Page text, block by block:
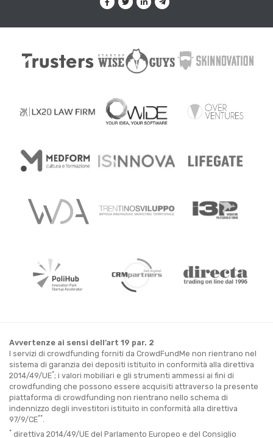
Avvertenze ai sensi dell’art 19 par. 2
I servizi di crowdfunding forniti da CrowdFundMe non rientrano nel
sistema di garanzia dei depositi istituito in conformità alla direttiva
2014/49/UE*; i valori mobiliari e gli strumenti ammessi ai fini di
crowdfunding che possono essere acquisiti attraverso la presente
piattaforma di crowdfunding non rientrano nello schema di
indennizzo degli investitori istituito in conformità alla direttiva
97/9/CE**
* direttiva 2014/49/UE del Parlamento Europeo e del Consiglio